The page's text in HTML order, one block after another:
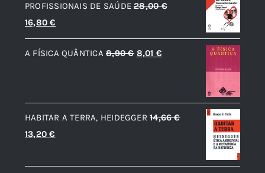
PROFISSIONAIS DE SAÚDE 28,00€
O
preço
original
16,80€
preço
atual
A FÍSICA QUÂNTICA 8,90€ O
era:
8,90 €.
8,01 €
é:
8,01 €.
HABITAR A TERRA, HEIDEGGER 14,66€
O
original
13,20€
atual